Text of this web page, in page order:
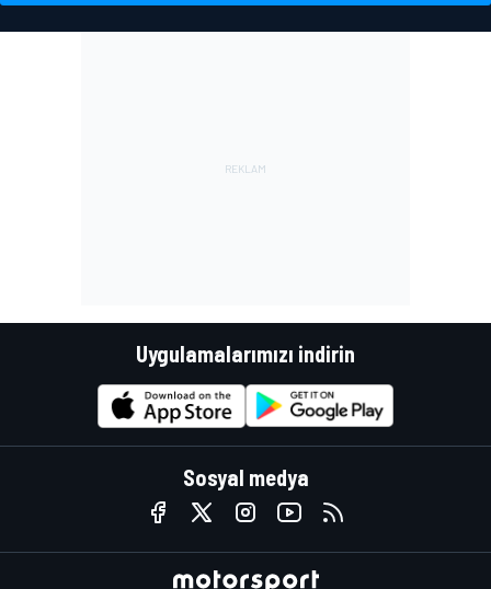
Uygulamalarımızı indirin
Sosyal medya